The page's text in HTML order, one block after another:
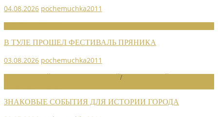
04.08.2026 pochemuchka2011
В ТУЛЕ ПРОШЕЛ ФЕСТИВАЛЬ ПРЯНИКА
03.08.2026 pochemuchka2011
/
ЗНАКОВЫЕ СОБЫТИЯ ДЛЯ ИСТОРИИ ГОРОДА